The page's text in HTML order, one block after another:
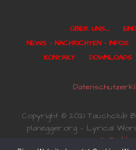
ÜBER UNS….
NEWS – NACHRICHTEN – INFOS
KONTAKT
DOWNLOADS
Copyright © 2021 Tauchclub
planegger.org — Lyrical
GoDaddy